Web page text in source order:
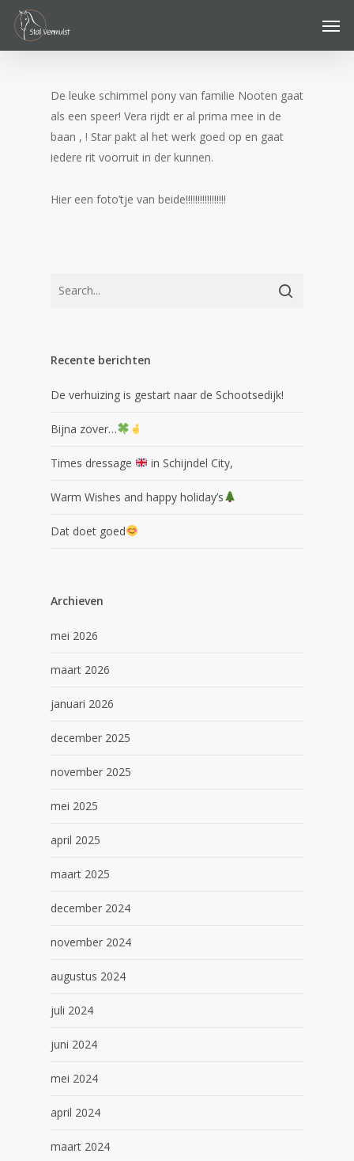
Skip
main
De leuke schimmel pony van familie Nooten gaat
als een speer! Vera rijdt er al prima mee in de
baan , ! Star pakt al het werk goed op en gaat
iedere rit voorruit in der kunnen.
Hier een foto’tje van beide!!!!!!!!!!!!!!!!!
Recente berichten
De verhuizing is gestart naar de Schootsedijk!
Bijna zover…
Times dressage in Schijndel City,
Warm Wishes and happy holiday’s
Dat doet goed
Archieven
mei 2026
maart 2026
januari 2026
december 2025
november 2025
mei 2025
april 2025
maart 2025
december 2024
november 2024
augustus 2024
juli 2024
juni 2024
mei 2024
april 2024
maart 2024